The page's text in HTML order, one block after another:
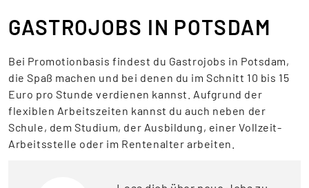
GASTROJOBS IN POTSDAM
Bei Promotionbasis findest du Gastrojobs in Potsdam,
die Spaß machen und bei denen du im Schnitt 10 bis 15
Euro pro Stunde verdienen kannst. Aufgrund der
flexiblen Arbeitszeiten kannst du auch neben der
Schule, dem Studium, der Ausbildung, einer Vollzeit-
Arbeitsstelle oder im Rentenalter arbeiten.